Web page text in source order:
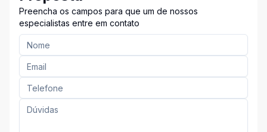
Preencha os campos para que um de nossos
especialistas entre em contato